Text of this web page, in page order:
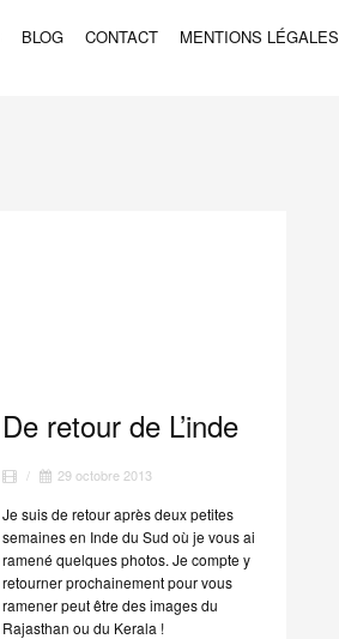
BLOG CONTACT MENTIONS LÉGALES
De retour de L’inde
/ 29 octobre 2013
Je suis de retour après deux petites
semaines en Inde du Sud où je vous ai
ramené quelques photos. Je compte y
retourner prochainement pour vous
ramener peut être des images du
Rajasthan ou du Kerala !